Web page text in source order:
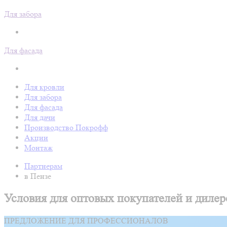
Для забора
Для фасада
Для кровли
Для забора
Для фасада
Для дачи
Производство Покрофф
Акции
Монтаж
Партнерам
в Пензе
Условия для оптовых покупателей и
ПРЕДЛОЖЕНИЕ ДЛЯ ПРОФЕССИОНАЛОВ